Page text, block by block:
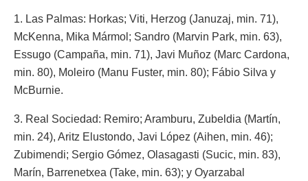
1. Las Palmas: Horkas; Viti, Herzog (Januzaj, min. 71),
McKenna, Mika Mármol; Sandro (Marvin Park, min. 63),
Essugo (Campaña, min. 71), Javi Muñoz (Marc Cardona,
min. 80), Moleiro (Manu Fuster, min. 80); Fábio Silva y
McBurnie.
3. Real Sociedad: Remiro; Aramburu, Zubeldia (Martín,
min. 24), Aritz Elustondo, Javi López (Aihen, min. 46);
Zubimendi; Sergio Gómez, Olasagasti (Sucic, min. 83),
Marín, Barrenetxea (Take, min. 63); y Oyarzabal